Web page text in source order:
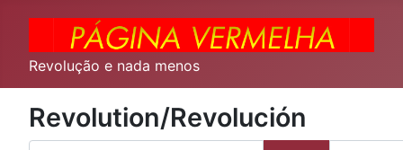
Revolução e nada menos
Revolution/Revolución